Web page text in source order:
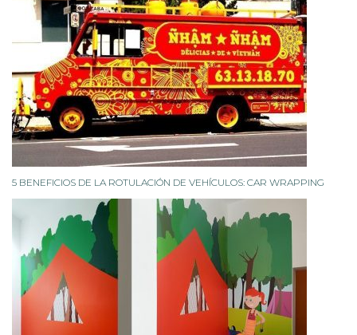
5 BENEFICIOS DE LA ROTULACIÓN DE VEHÍCULOS: CAR WRAPPING